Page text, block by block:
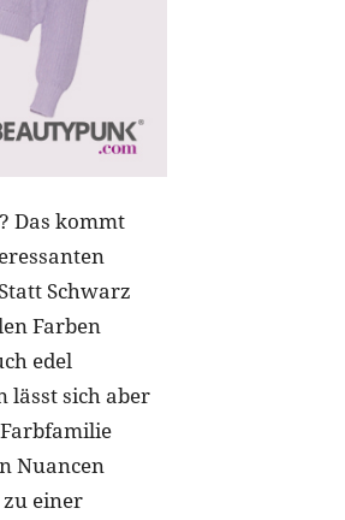
Das kommt
Schwarz
Farben
edel
lässt sich aber
Nuancen
einer